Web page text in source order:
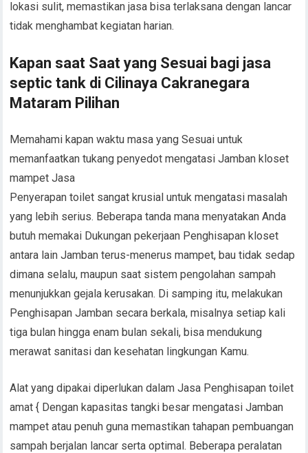
lokasi sulit, memastikan jasa bisa terlaksana dengan lancar
tidak menghambat kegiatan harian.
Kapan saat Saat yang Sesuai bagi jasa
septic tank di Cilinaya Cakranegara
Mataram Pilihan
Memahami kapan waktu masa yang Sesuai untuk
memanfaatkan tukang penyedot mengatasi Jamban kloset
mampet Jasa
Penyerapan toilet sangat krusial untuk mengatasi masalah
yang lebih serius. Beberapa tanda mana menyatakan Anda
butuh memakai Dukungan pekerjaan Penghisapan kloset
antara lain Jamban terus-menerus mampet, bau tidak sedap
dimana selalu, maupun saat sistem pengolahan sampah
menunjukkan gejala kerusakan. Di samping itu, melakukan
Penghisapan Jamban secara berkala, misalnya setiap kali
tiga bulan hingga enam bulan sekali, bisa mendukung
merawat sanitasi dan kesehatan lingkungan Kamu.
Alat yang dipakai diperlukan dalam Jasa Penghisapan toilet
amat { Dengan kapasitas tangki besar mengatasi Jamban
mampet atau penuh guna memastikan tahapan pembuangan
sampah berjalan lancar serta optimal. Beberapa peralatan